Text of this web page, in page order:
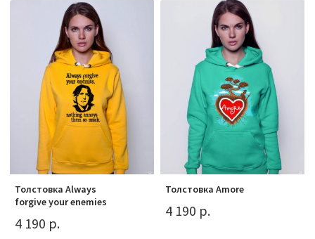
Толстовка Always
forgive your enemies
4 190 р.
Толстовка Amore
4 190 р.